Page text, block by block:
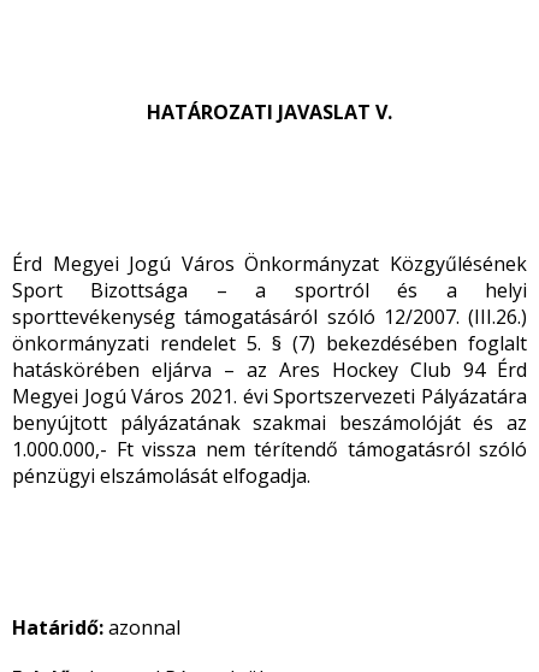
HATÁROZATI JAVASLAT V.
Érd Megyei Jogú Város Önkormányzat Közgyűlésének
Sport Bizottsága – a sportról és a helyi
sporttevékenység támogatásáról szóló 12/2007. (III.26.)
önkormányzati rendelet 5. § (7) bekezdésében foglalt
hatáskörében eljárva – az Ares Hockey Club 94 Érd
Megyei Jogú Város 2021. évi Sportszervezeti Pályázatára
benyújtott pályázatának szakmai beszámolóját és az
1.000.000,- Ft vissza nem térítendő támogatásról szóló
pénzügyi elszámolását elfogadja.
Határidő:azonnal